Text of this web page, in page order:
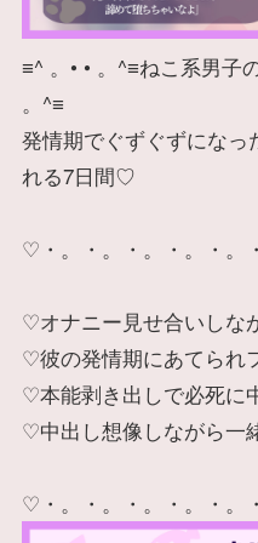
≡^ 。• • 。^≡ねこ系男子
。^≡
発情期でぐずぐずになっ
れる7日間♡
♡・。・。・。・。・。
♡オナニー見せ合いしな
♡彼の発情期にあてられ
♡本能剥き出しで必死に
♡中出し想像しながら一
♡・。・。・。・。・。